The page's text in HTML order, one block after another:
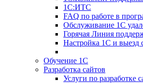
1С:ИТС
FAQ по работе в
Обслуживание 1С
Горячая Линия
Настройка 1С и выезд
Обучение 1С
Разработка сайтов
Услуги по разработке